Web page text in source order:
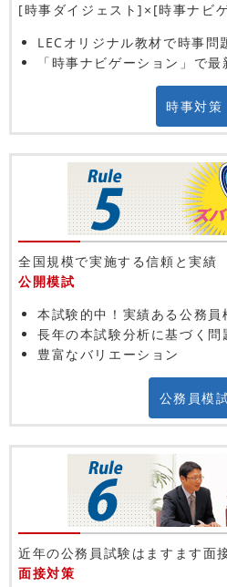
[時事ダイジェスト]×[時事ナビ
LECオリジナル教材で時事問
「時事ナビゲーション」で
時事対策
全国規模で実施する信頼と実績
公開模試
本試験的中！実績ある公務員
長年の本試験分析に基づく問
豊富なバリエーション
公務員模
近年の公務員試験はますます面
面接対策